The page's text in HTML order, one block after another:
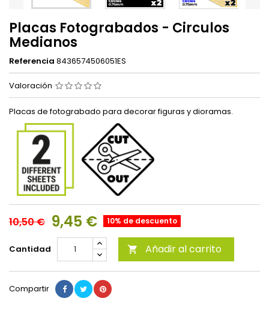
Placas Fotograbados - Circulos
Medianos
Referencia 8436574506051ES
Valoración
Placas de fotograbado para decorar figuras y dioramas.
10,50 € 9,45 € 10% de descuento
Cantidad  Añadir al carrito
Compartir